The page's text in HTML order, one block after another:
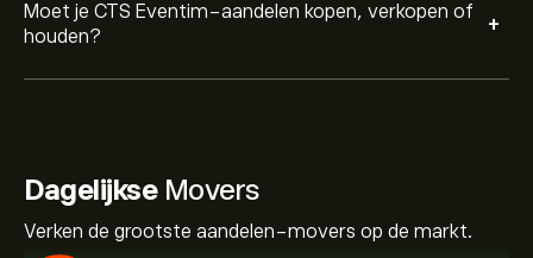
Moet je CTS Eventim-aandelen kopen, verkopen of
houden?
+
DagelijkseMovers
Verken de grootste aandelen-movers op de markt.